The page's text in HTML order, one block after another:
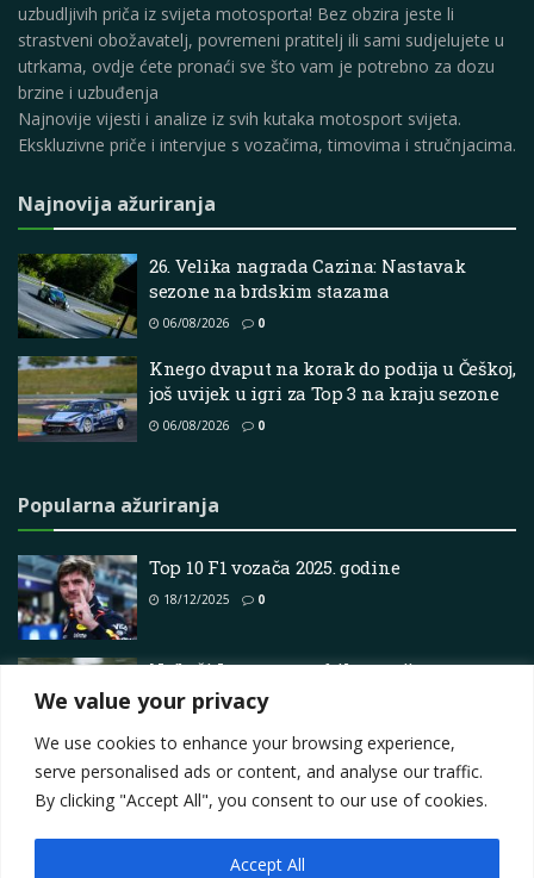
We value your privacy
We use cookies to enhance your browsing experience,
serve personalised ads or content, and analyse our traffic.
By clicking "Accept All", you consent to our use of cookies.
Accept All
uzbudljivih priča iz svijeta motosporta! Bez obzira jeste li
strastveni obožavatelj, povremeni pratitelj ili sami sudjelujete u
utrkama, ovdje ćete pronaći sve što vam je potrebno za dozu
brzine i uzbuđenja
Najnovije vijesti i analize iz svih kutaka motosport svijeta.
Ekskluzivne priče i intervjue s vozačima, timovima i stručnjacima.
Najnovija ažuriranja
26. Velika nagrada Cazina: Nastavak
sezone na brdskim stazama
06/08/2026 0
Knego dvaput na korak do podija u Češkoj,
još uvijek u igri za Top 3 na kraju sezone
06/08/2026 0
Popularna ažuriranja
Top 10 F1 vozača 2025. godine
18/12/2025 0
Najbrži Lego automobil na svijetu:
Koenigsegg dostiže 69 MPH